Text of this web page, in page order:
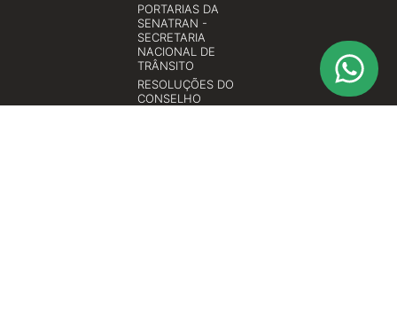
PORTARIAS DA
SENATRAN -
SECRETARIA
NACIONAL DE
TRÂNSITO
RESOLUÇÕES DO
CONSELHO